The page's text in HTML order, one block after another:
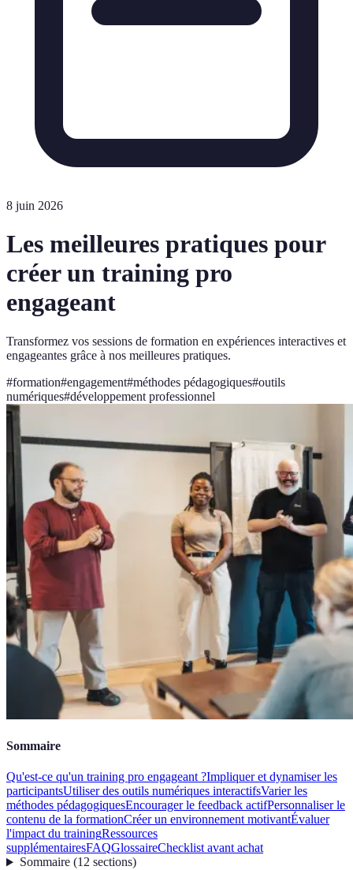
8 juin 2026
Les meilleures pratiques pour
créer un training pro
engageant
Transformez vos sessions de formation en expériences interactives et
engageantes grâce à nos meilleures pratiques.
#formation#engagement#méthodes pédagogiques#outils
numériques#développement professionnel
Sommaire
Qu'est-ce qu'un training pro engageant ?Impliquer et dynamiser les
participantsUtiliser des outils numériques interactifsVarier les
méthodes pédagogiquesEncourager le feedback actifPersonnaliser le
contenu de la formationCréer un environnement motivantÉvaluer
l'impact du trainingRessources
supplémentairesFAQGlossaireChecklist avant achat
Sommaire(12 sections)